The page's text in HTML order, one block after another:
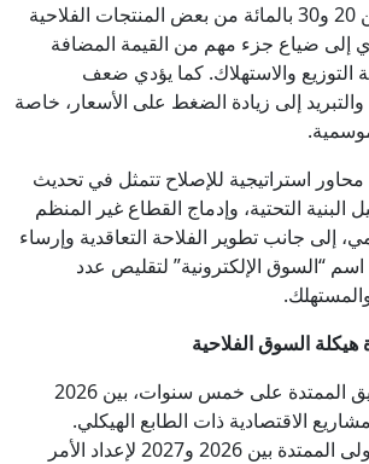
دولية مختصة، بما بين 20 و30 بالمائة من بعض المنتجات الفلاحية
إلى ضياع جزء مهم من القيمة المضافة
التوزيع والاستهلاك. كما يؤدي ضعف
إلى زيادة الضغط على الأسعار، خاصة
محاور استراتيجية للإصلاح تتمثل في تحديث
البنية التحتية، وإدماج القطاع غير المنظم
إلى جانب تطوير الفلاحة التعاقدية وإرساء
“السوق الإلكترونية” لتقليص عدد
السوق الفلاحية
تتضمن خارطة الطريق الممتدة على خمس سنوات، بين 2026
الاقتصادية ذات الطابع الهيكلي.
وتخصص المرحلة الأولى الممتدة بين 2026 و2027 لإعداد الأمر